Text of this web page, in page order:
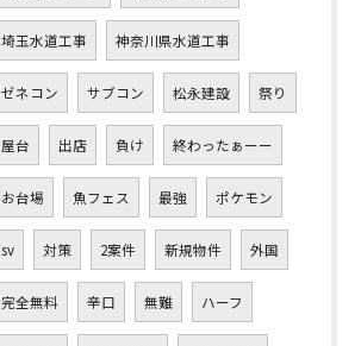
埼玉水道工事 神奈川県水道工事
ゼネコン サブコン 松永建設 祭り
屋台 出店 負け 終わったぁーー
お台場 魚フェス 最強 ポケモン
sv 対策 2案件 新規物件 外国
完全無料 辛口 無難 ハーフ